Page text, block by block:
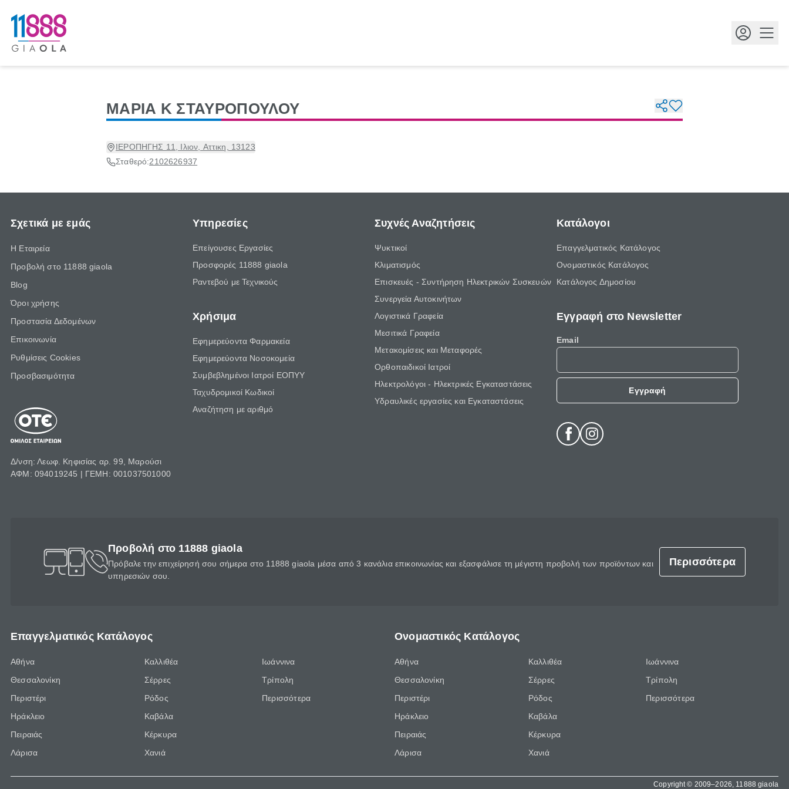
ΜΑΡΙΑ Κ ΣΤΑΥΡΟΠΟΥΛΟΥ
ΙΕΡΟΠΗΓΗΣ 11, Ιλιον, Αττικη, 13123
Σταθερό:2102626937
Σχετικά με εμάς
Η Εταιρεία
Προβολή στο 11888 giaola
Blog
Όροι χρήσης
Προστασία Δεδομένων
Επικοινωνία
Ρυθμίσεις Cookies
Προσβασιμότητα
Δ/νση: Λεωφ. Κηφισίας αρ. 99, Μαρούσι
ΑΦΜ: 094019245 | ΓΕΜΗ: 001037501000
Υπηρεσίες
Επείγουσες Εργασίες
Προσφορές 11888 giaola
Ραντεβού με Τεχνικούς
Χρήσιμα
Εφημερεύοντα Φαρμακεία
Εφημερεύοντα Νοσοκομεία
Συμβεβλημένοι Ιατροί ΕΟΠΥΥ
Ταχυδρομικοί Κωδικοί
Αναζήτηση με αριθμό
Συχνές Αναζητήσεις
Ψυκτικοί
Κλιματισμός
Επισκευές - Συντήρηση Ηλεκτρικών Συσκευών
Συνεργεία Αυτοκινήτων
Λογιστικά Γραφεία
Μεσιτικά Γραφεία
Μετακομίσεις και Μεταφορές
Ορθοπαιδικοί Ιατροί
Ηλεκτρολόγοι - Ηλεκτρικές Εγκαταστάσεις
Υδραυλικές εργασίες και Εγκαταστάσεις
Κατάλογοι
Επαγγελματικός Κατάλογος
Ονομαστικός Κατάλογος
Κατάλογος Δημοσίου
Εγγραφή στο Newsletter
Email
Εγγραφή
Προβολή στο 11888 giaola
Πρόβαλε την επιχείρησή σου σήμερα στο 11888 giaola μέσα από 3 κανάλια επικοινωνίας και εξασφάλισε τη μέγιστη προβολή των προϊόντων και
υπηρεσιών σου.
Περισσότερα
Επαγγελματικός Κατάλογος
Αθήνα
Θεσσαλονίκη
Περιστέρι
Ηράκλειο
Πειραιάς
Λάρισα
Καλλιθέα
Σέρρες
Ρόδος
Καβάλα
Κέρκυρα
Χανιά
Ιωάννινα
Τρίπολη
Περισσότερα
Ονομαστικός Κατάλογος
Αθήνα
Θεσσαλονίκη
Περιστέρι
Ηράκλειο
Πειραιάς
Λάρισα
Καλλιθέα
Σέρρες
Ρόδος
Καβάλα
Κέρκυρα
Χανιά
Ιωάννινα
Τρίπολη
Περισσότερα
Copyright © 2009–2026, 11888 giaola